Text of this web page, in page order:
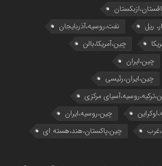
ریل
نفت،روسیه،آذربایجان
چین،آمریکا،بالن
چین،ایران
چین،ایران،رئیسی
مرکزی
چین،روسیه،ایران
چین،پاکستان،هند،هسته ای